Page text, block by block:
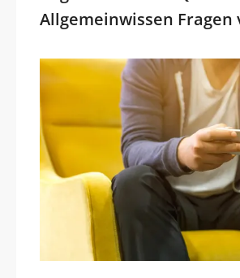
Allgemeinwissen